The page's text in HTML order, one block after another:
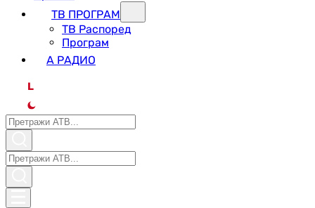
ТВ ПРОГРАМ
ТВ Распоред
Програм
А РАДИО
L